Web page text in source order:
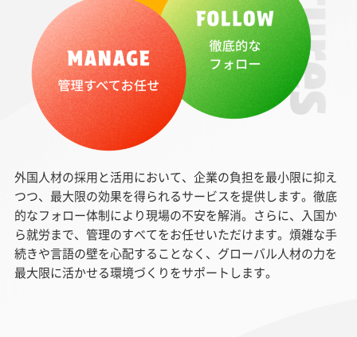
外国人材の採用と活用において、企業の負担を最小限に抑え
つつ、最大限の効果を得られるサービスを提供します。徹底
的なフォロー体制により現場の不安を解消。さらに、入国か
ら就労まで、管理のすべてをお任せいただけます。煩雑な手
続きや言語の壁を心配することなく、グローバル人材の力を
最大限に活かせる環境づくりをサポートします。